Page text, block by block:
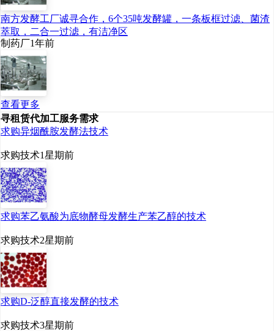
南方发酵工厂诚寻合作，6个35吨发酵罐，一条板框过滤、菌渣
萃取，二合一过滤，有洁净区
制药厂1年前
查看更多
寻租赁代加工服务需求
求购异烟酰胺发酵法技术
求购技术1星期前
求购苯乙氨酸为底物酵母发酵生产苯乙醇的技术
求购技术2星期前
求购D-泛醇直接发酵的技术
求购技术3星期前